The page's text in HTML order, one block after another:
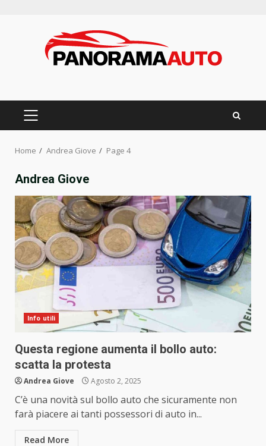
PRIMARY
Home Andrea Giove Page 4
Andrea Giove
Info utili
Questa regione aumenta il bollo auto:
scatta la protesta
Andrea Giove Agosto 2, 2025
C’è una novità sul bollo auto che sicuramente non
farà piacere ai tanti possessori di auto in...
Read More